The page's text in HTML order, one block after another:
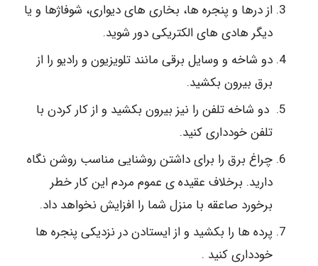
از درها و پنجره ها، بخاری های دیواری، شوفاژها و یا
دیگر هادی های الکتریکی دور شوید.
دو شاخه و وسایل برقی مانند تلویزیون و رادیو را از
برق بیرون بکشید.
دو شاخه تلفن را نیز بیرون بکشید و از کار کردن با
تلفن خودداری کنید.
چراغ برق را برای داشتن روشنایی مناسب روشن نگاه
دارید. برخلاف عقیده ی عموم مردم این کار خطر
برخورد صاعقه با منزل شما را افزایش نخواهد داد.
پرده ها را بکشید و از ایستادن در نزدیکی پنجره ها
خودداری کنید .